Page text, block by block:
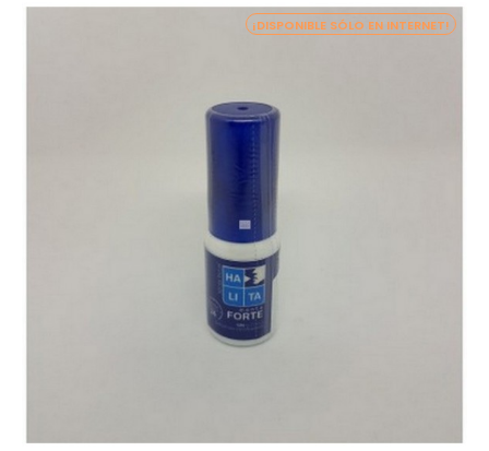
¡DISPONIBLE SÓLO EN INTERNET!